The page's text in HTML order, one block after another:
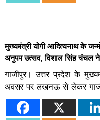
मुख्यमंत्री योगी आदित्यनाथ के
अनुपम उत्सव, विशाल सिंह चंचल ने
गाजीपुर। उत्तर प्रदेश के
अवसर पर लखनऊ से लेकर